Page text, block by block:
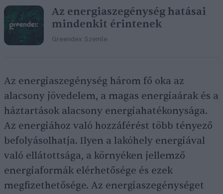
Az energiaszegénység hatásai
mindenkit érintenek
Greendex Szemle
Az energiaszegénység három fő oka az
alacsony jövedelem, a magas energiaárak és a
háztartások alacsony energiahatékonysága.
Az energiához való hozzáférést több tényező
befolyásolhatja. Ilyen a lakóhely energiával
való ellátottsága, a környéken jellemző
energiaformák elérhetősége és ezek
megfizethetősége. Az energiaszegénységet